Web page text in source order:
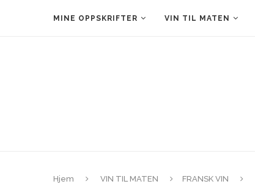
MINE OPPSKRIFTER VIN TIL MATEN
Hjem VIN TIL MATEN FRANSK VIN